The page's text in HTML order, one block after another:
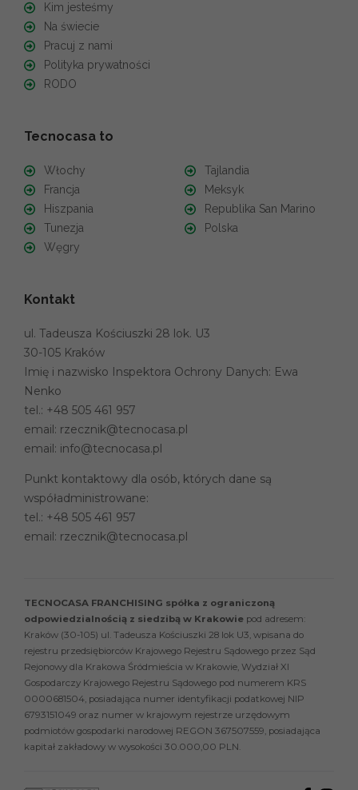
Kim jesteśmy
Na świecie
Pracuj z nami
Polityka prywatności
RODO
Tecnocasa to
Włochy
Francja
Hiszpania
Tunezja
Węgry
Tajlandia
Meksyk
Republika San Marino
Polska
Kontakt
ul. Tadeusza Kościuszki 28 lok. U3
30-105 Kraków
Imię i nazwisko Inspektora Ochrony Danych: Ewa
Nenko
tel.: +48 505 461 957
email: rzecznik@tecnocasa.pl
email: info@tecnocasa.pl
Punkt kontaktowy dla osób, których dane są
współadministrowane:
tel.: +48 505 461 957
email: rzecznik@tecnocasa.pl
TECNOCASA FRANCHISING spółka z ograniczoną
odpowiedzialnością z siedzibą w Krakowie pod adresem:
Kraków (30-105) ul. Tadeusza Kościuszki 28 lok U3, wpisana do
rejestru przedsiębiorców Krajowego Rejestru Sądowego przez Sąd
Rejonowy dla Krakowa Śródmieścia w Krakowie, Wydział XI
Gospodarczy Krajowego Rejestru Sądowego pod numerem KRS
0000681504, posiadająca numer identyfikacji podatkowej NIP
6793151049 oraz numer w krajowym rejestrze urzędowym
podmiotów gospodarki narodowej REGON 367507559, posiadająca
kapitał zakładowy w wysokości 30.000,00 PLN.